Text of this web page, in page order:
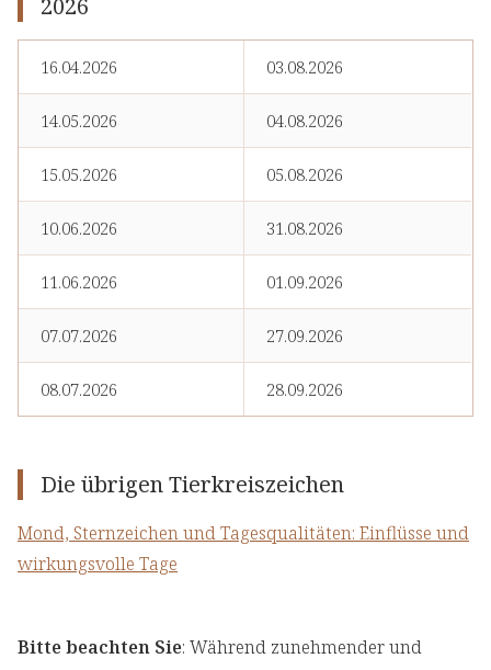
2026
16.04.2026 03.08.2026
14.05.2026 04.08.2026
15.05.2026 05.08.2026
10.06.2026 31.08.2026
11.06.2026 01.09.2026
07.07.2026 27.09.2026
08.07.2026 28.09.2026
Die übrigen Tierkreiszeichen
Mond, Sternzeichen und Tagesqualitäten: Einflüsse und
wirkungsvolle Tage
Bitte beachten Sie: Während zunehmender und